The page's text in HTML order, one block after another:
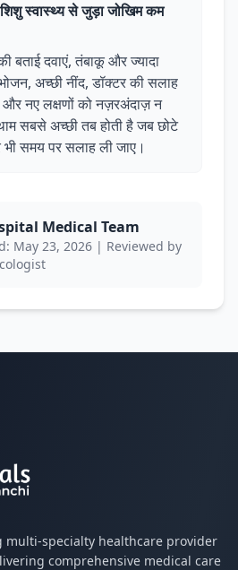
शिशु स्वास्थ्य से जुड़ा जोखिम कम
बताई दवाएं, तंबाकू और ज्यादा
अच्छी नींद, डॉक्टर की सलाह
नए लक्षणों को नज़रअंदाज़ न
सबसे अच्छी तब होती है जब छोटे
समय पर सलाह ली जाए।
Medical Team
May 23, 2026 | Reviewed by
multi-specialty healthcare provider
comprehensive medical care